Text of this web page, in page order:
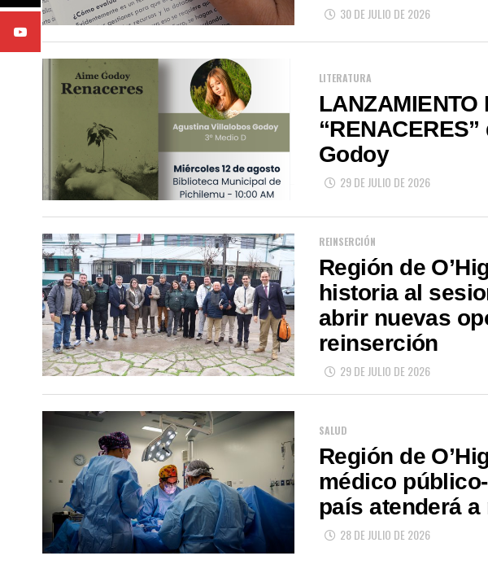
30 DE JULIO DE 2026
LITERATURA
LANZAMIENTO
Godoy
29 DE JULIO DE 2026
REINSERCIÓN
Región de
historia al
abrir nuevas
reinserción
29 DE JULIO DE 2026
SALUD
Región de
médico
país atenderá
28 DE JULIO DE 2026